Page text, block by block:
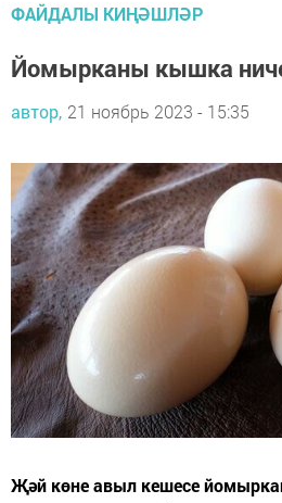
ФАЙДАЛЫ КИҢӘШЛӘР
Йомырканы кышка
автор, 21 ноябрь 2023 - 15:35
Җәй көне авыл кешесе